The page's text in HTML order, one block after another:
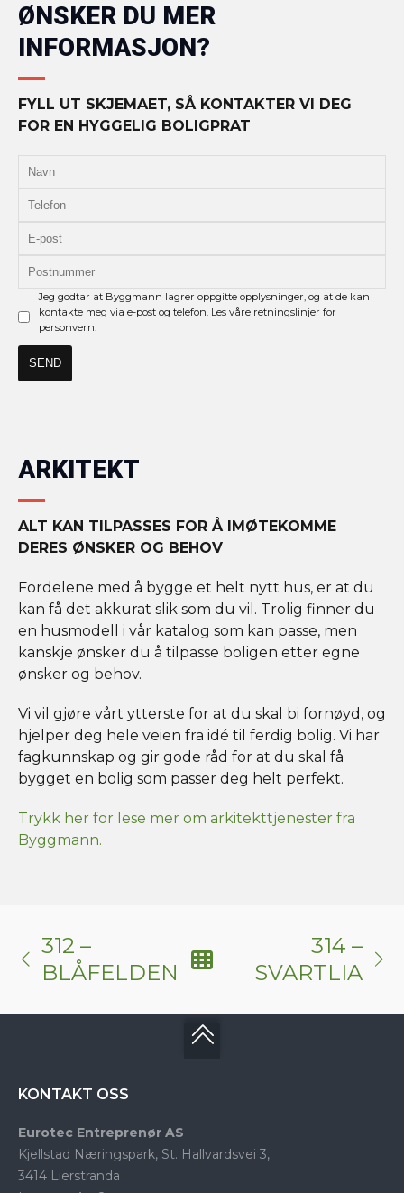
ØNSKER DU MER
INFORMASJON?
FYLL UT SKJEMAET, SÅ KONTAKTER VI DEG
FOR EN HYGGELIG BOLIGPRAT
Jeg godtar at Byggmann lagrer oppgitte opplysninger, og at de kan
kontakte meg via e-post og telefon. Les våre retningslinjer for
personvern.
ARKITEKT
ALT KAN TILPASSES FOR Å IMØTEKOMME
DERES ØNSKER OG BEHOV
Fordelene med å bygge et helt nytt hus, er at du
kan få det akkurat slik som du vil. Trolig finner du
en husmodell i vår katalog som kan passe, men
kanskje ønsker du å tilpasse boligen etter egne
ønsker og behov.
Vi vil gjøre vårt ytterste for at du skal bi fornøyd, og
hjelper deg hele veien fra idé til ferdig bolig. Vi har
fagkunnskap og gir gode råd for at du skal få
bygget en bolig som passer deg helt perfekt.
Trykk her for lese mer om arkitekttjenester fra
Byggmann.
312 –
BLÅFELDEN
314 –
SVARTLIA
KONTAKT OSS
Eurotec Entreprenør AS
Kjellstad Næringspark, St. Hallvardsvei 3,
3414 Lierstranda